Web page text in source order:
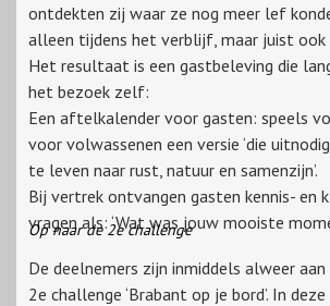
ontdekten zij waar ze nog meer lef
alleen tijdens het verblijf, maar juist ook
Het resultaat is een gastbeleving die
het bezoek zelf:
Een aftelkalender voor gasten: speels
voor volwassenen een versie ‘die
te leven naar rust, natuur en samenzijn’.
Bij vertrek ontvangen gasten kennis- en
vragen als: ‘Wat was jouw mooiste
Op naar de 2e challenge
De deelnemers zijn inmiddels alweer
2e challenge ‘Brabant op je bord’. In